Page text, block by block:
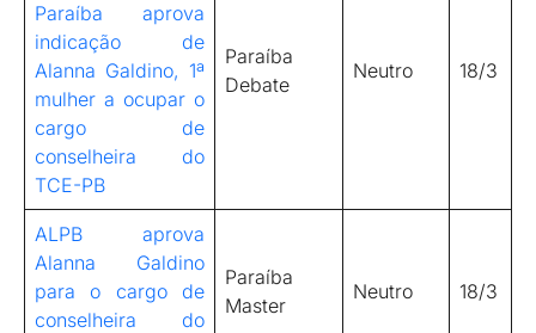
Paraíba aprova
indicação de
Alanna Galdino, 1ª
mulher a ocupar o
cargo de
conselheira do
TCE-PB
Paraíba
Debate
Neutro 18/3
ALPB aprova
Alanna Galdino
para o cargo de
conselheira do
Paraíba
Master
Neutro 18/3